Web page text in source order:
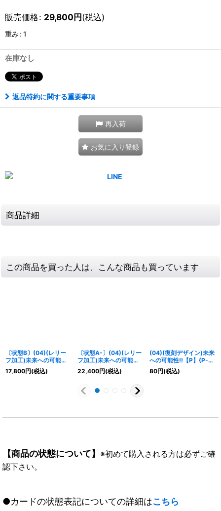
販売価格: 29,800円(税込)
重み: 1
在庫なし
返品特約に関する重要事項
再入荷
お気に入り登録
商品詳細
この商品を買った人は、こんな商品も買っています
〔状態B〕(04)(レリー
フ加工)未来への可能性!!
【P】{P-156}《白》
17,800円(税込)
〔状態A-〕(04)(レリー
フ加工)未来への可能性!!
【P】{P-156}《白》
22,400円(税込)
(04)(復刻デザイン)未来
への可能性!!【P】{P-
156}《白》
80円(税込)
【商品の状態について】 ※初めて購入される方は必ずご確
認下さい。
●カードの状態表記についての詳細はこちら